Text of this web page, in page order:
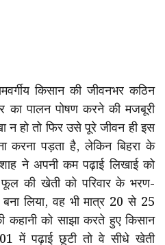
किसान की जीवनभर कठिन
का पालन पोषण करने की मजबूरी
न हो तो फिर उसे पूरे जीवन ही इस
करना पड़ता है, लेकिन बिहरा के
ने अपनी कम पढ़ाई लिखाई को
की खेती को परिवार के भरण-
लिया, वह भी मात्र 20 से 25
को साझा करते हुए किसान
में पढ़ाई छूटी तो वे सीधे खेती